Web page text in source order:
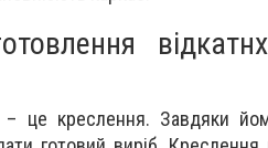
це креслення. Завдяки